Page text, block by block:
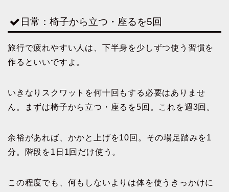
日常：椅子から立つ・座るを5回
旅行で疲れやすい人は、下半身を少しずつ使う習慣を
作るといいですよ。
いきなりスクワットを何十回もする必要はありませ
ん。まずは椅子から立つ・座るを5回。これを週3回。
余裕があれば、かかと上げを10回。その場足踏みを1
分。階段を1日1回だけ使う。
この程度でも、何もしないよりは体を使うきっかけに